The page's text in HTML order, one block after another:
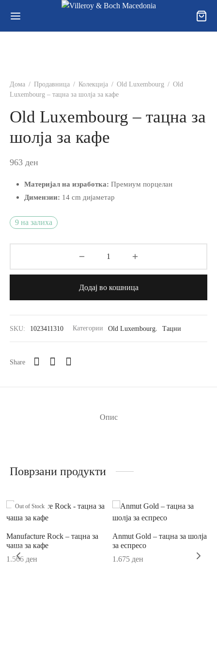
Дома / Продавница / Колекција / Old Luxembourg / Old
Luxembourg – тацна за шолја за кафе
Old Luxembourg – тацна за
шолја за кафе
963 ден
Материјал на изработка: Премиум порцелан
Димензии: 14 cm дијаметар
9 на залиха
Додај во кошница
SKU: 1023411310 Категории Old Luxembourg, Тацни
Share
Опис
Поврзани продукти
Out of Stock
Manufacture Rock – тацна за
чаша за кафе
1.566 ден
Anmut Gold – тацна за шолја
за еспресо
1.675 ден